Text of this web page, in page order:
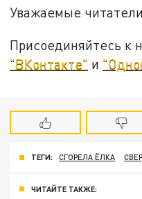
Уважаемые
Присоединяйтесь к
"ВКонтакте" и
ТЕГИ: СГОРЕЛА ЁЛКА
ЧИТАЙТЕ ТАКЖЕ: